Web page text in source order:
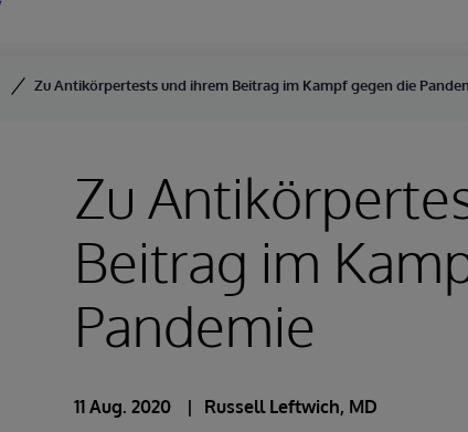
Zu Antikörpertests und ihrem Beitrag im Kampf gegen die
Zu
Beitrag im
Pandemie
11 Aug. 2020 Russell Leftwich, MD